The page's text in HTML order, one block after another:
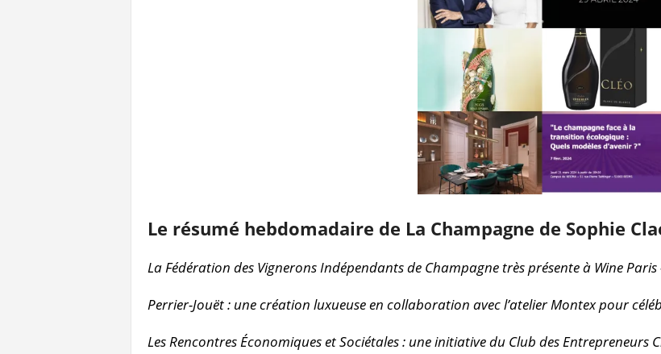
Le résumé hebdomadaire de La Champagne de Sophie
La Fédération des Vignerons Indépendants de Champagne très présente à Wine Paris
Perrier-Jouët : une création luxueuse en collaboration avec l’atelier Montex pour
Les Rencontres Économiques et Sociétales : une initiative du Club des Entrepreneurs